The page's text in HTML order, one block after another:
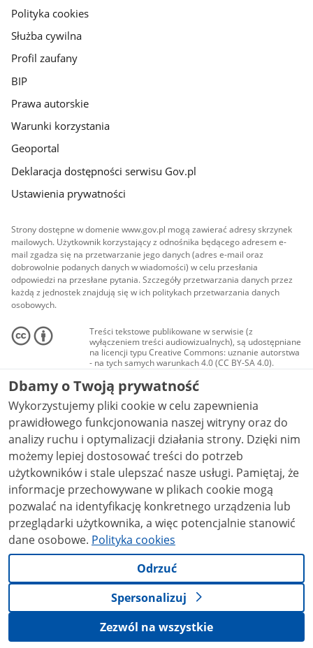
gov.pl
Polityka cookies
Służba cywilna
Profil zaufany
BIP
Prawa autorskie
Warunki korzystania
Geoportal
Deklaracja dostępności serwisu Gov.pl
Ustawienia prywatności
Strony dostępne w domenie www.gov.pl mogą zawierać adresy skrzynek
mailowych. Użytkownik korzystający z odnośnika będącego adresem e-
mail zgadza się na przetwarzanie jego danych (adres e-mail oraz
dobrowolnie podanych danych w wiadomości) w celu przesłania
odpowiedzi na przesłane pytania. Szczegóły przetwarzania danych przez
każdą z jednostek znajdują się w ich politykach przetwarzania danych
osobowych.
Treści tekstowe publikowane w serwisie (z
wyłączeniem treści audiowizualnych), są udostępniane
na licencji typu Creative Commons: uznanie autorstwa
- na tych samych warunkach 4.0 (CC BY-SA 4.0).
Materiały audiowizualne, w tym zdjęcia, materiały
audio i wideo, są udostępniane na licencji typu
Creative Commons: uznanie autorstwa użycie
niekomercyjne - bez utworów zależnych 4.0 (CC BY-
NC-ND 4.0), o ile nie jest to stwierdzone inaczej.
Dbamy o Twoją prywatność
Wykorzystujemy pliki cookie w celu zapewnienia
prawidłowego funkcjonowania naszej witryny oraz do
analizy ruchu i optymalizacji działania strony. Dzięki nim
możemy lepiej dostosować treści do potrzeb
użytkowników i stale ulepszać nasze usługi. Pamiętaj, że
informacje przechowywane w plikach cookie mogą
pozwalać na identyfikację konkretnego urządzenia lub
przeglądarki użytkownika, a więc potencjalnie stanowić
dane osobowe. Polityka cookies
Odrzuć
Spersonalizuj
Zezwól na wszystkie